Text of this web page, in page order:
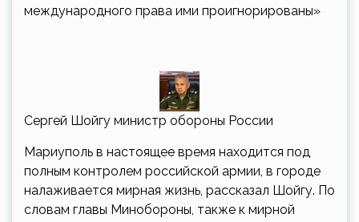
международного права ими проигнорированы»
Сергей Шойгу министр обороны России
Мариуполь в настоящее время находится под
полным контролем российской армии, в городе
налаживается мирная жизнь, рассказал Шойгу. По
словам главы Минобороны, также к мирной